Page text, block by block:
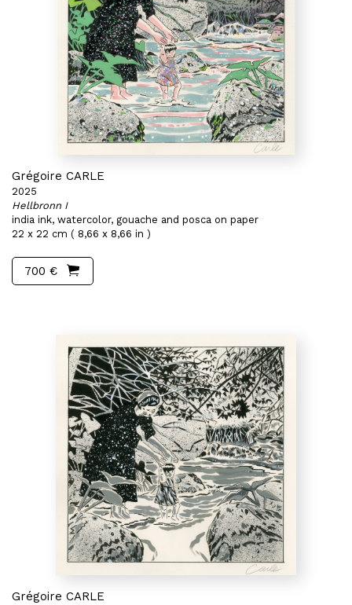
Grégoire CARLE
2025
Hellbronn I
india ink, watercolor, gouache and posca on paper
22 x 22 cm ( 8,66 x 8,66 in )
700 €
Grégoire CARLE